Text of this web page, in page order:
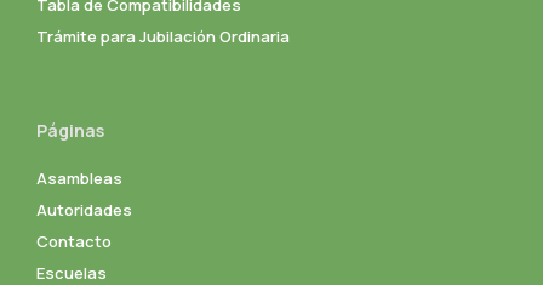
Tabla de Compatibilidades
Trámite para Jubilación Ordinaria
Páginas
Asambleas
Autoridades
Contacto
Escuelas